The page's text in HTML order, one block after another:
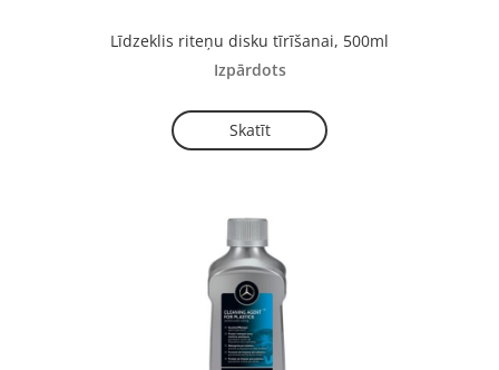
Līdzeklis riteņu disku tīrīšanai, 500ml
Izpārdots
Skatīt